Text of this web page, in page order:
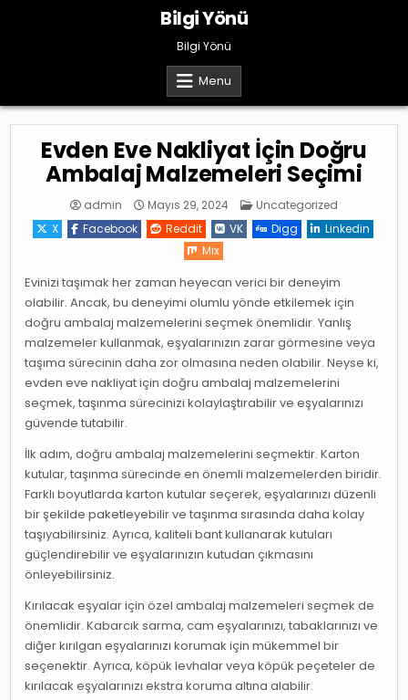
Bilgi Yönü
Bilgi Yönü
Menu
Evden Eve Nakliyat İçin Doğru
Ambalaj Malzemeleri Seçimi
admin Mayıs 29, 2024 Posted
Uncategorized
X
Facebook Reddit VK Digg
Linkedin
Mix
Evinizi taşımak her zaman heyecan verici bir deneyim
olabilir. Ancak, bu deneyimi olumlu yönde etkilemek için
doğru ambalaj malzemelerini seçmek önemlidir. Yanlış
malzemeler kullanmak, eşyalarınızın zarar görmesine veya
taşıma sürecinin daha zor olmasına neden olabilir. Neyse ki,
evden eve nakliyat için doğru ambalaj malzemelerini
seçmek, taşınma sürecinizi kolaylaştırabilir ve eşyalarınızı
güvende tutabilir.
İlk adım, doğru ambalaj malzemelerini seçmektir. Karton
kutular, taşınma sürecinde en önemli malzemelerden biridir.
Farklı boyutlarda karton kutular seçerek, eşyalarınızı düzenli
bir şekilde paketleyebilir ve taşınma sırasında daha kolay
taşıyabilirsiniz. Ayrıca, kaliteli bant kullanarak kutuları
güçlendirebilir ve eşyalarınızın kutudan çıkmasını
önleyebilirsiniz.
Kırılacak eşyalar için özel ambalaj malzemeleri seçmek de
önemlidir. Kabarcık sarma, cam eşyalarınızı, tabaklarınızı ve
diğer kırılgan eşyalarınızı korumak için mükemmel bir
seçenektir. Ayrıca, köpük levhalar veya köpük peçeteler de
kırılacak eşyalarınızı ekstra koruma altına alabilir.